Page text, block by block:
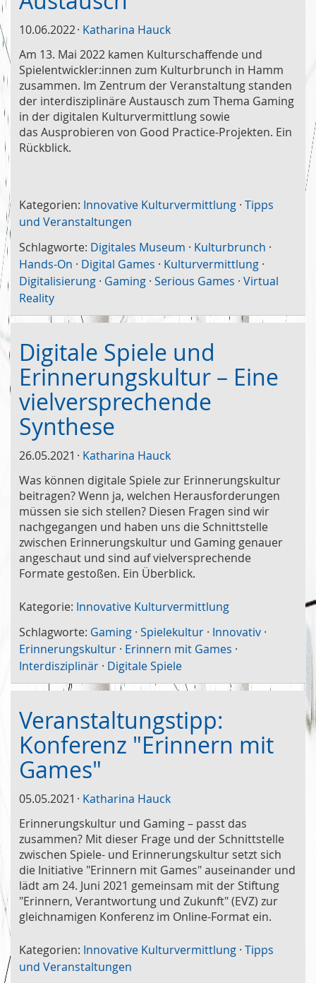
10.06.2022 Katharina Hauck
Am 13. Mai 2022 kamen Kulturschaffende und
Spielentwickler:innen zum Kulturbrunch in Hamm
zusammen. Im Zentrum der Veranstaltung standen
der interdisziplinäre Austausch zum Thema Gaming
in der digitalen Kulturvermittlung sowie
das Ausprobieren von Good Practice-Projekten. Ein
Rückblick.
Kategorien: Innovative Kulturvermittlung · Tipps
und Veranstaltungen
Schlagworte: Digitales Museum · Kulturbrunch ·
Hands-On · Digital Games · Kulturvermittlung ·
Digitalisierung · Gaming · Serious Games · Virtual
Reality
Digitale Spiele und
Erinnerungskultur – Eine
vielversprechende
Synthese
26.05.2021
Katharina Hauck
Was können digitale Spiele zur Erinnerungskultur
beitragen? Wenn ja, welchen Herausforderungen
müssen sie sich stellen? Diesen Fragen sind wir
nachgegangen und haben uns die Schnittstelle
zwischen Erinnerungskultur und Gaming genauer
angeschaut und sind auf vielversprechende
Formate gestoßen. Ein Überblick.
Kategorie: Innovative Kulturvermittlung
Schlagworte: Gaming · Spielekultur · Innovativ ·
Erinnerungskultur · Erinnern mit Games ·
Interdisziplinär · Digitale Spiele
Veranstaltungstipp:
Konferenz "Erinnern mit
Games"
05.05.2021
Katharina Hauck
Erinnerungskultur und Gaming – passt das
zusammen? Mit dieser Frage und der Schnittstelle
zwischen Spiele- und Erinnerungskultur setzt sich
die Initiative "Erinnern mit Games" auseinander und
lädt am 24. Juni 2021 gemeinsam mit der Stiftung
"Erinnern, Verantwortung und Zukunft" (EVZ) zur
gleichnamigen Konferenz im Online-Format ein.
Kategorien: Innovative Kulturvermittlung · Tipps
und Veranstaltungen